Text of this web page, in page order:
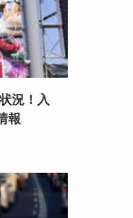
況！入
報